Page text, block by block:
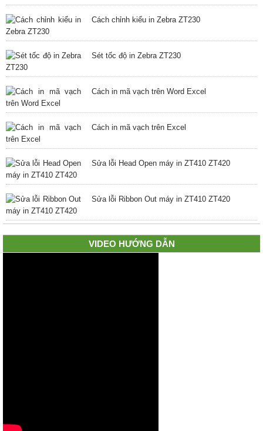
Cách chỉnh kiểu in Zebra ZT230
Sét tốc độ in Zebra ZT230
Cách in mã vạch trên Word Excel
Cách in mã vạch trên Excel
Sửa lỗi Head Open máy in ZT410 ZT420
Sửa lỗi Ribbon Out máy in ZT410 ZT420
VIDEO HƯỚNG DẪN